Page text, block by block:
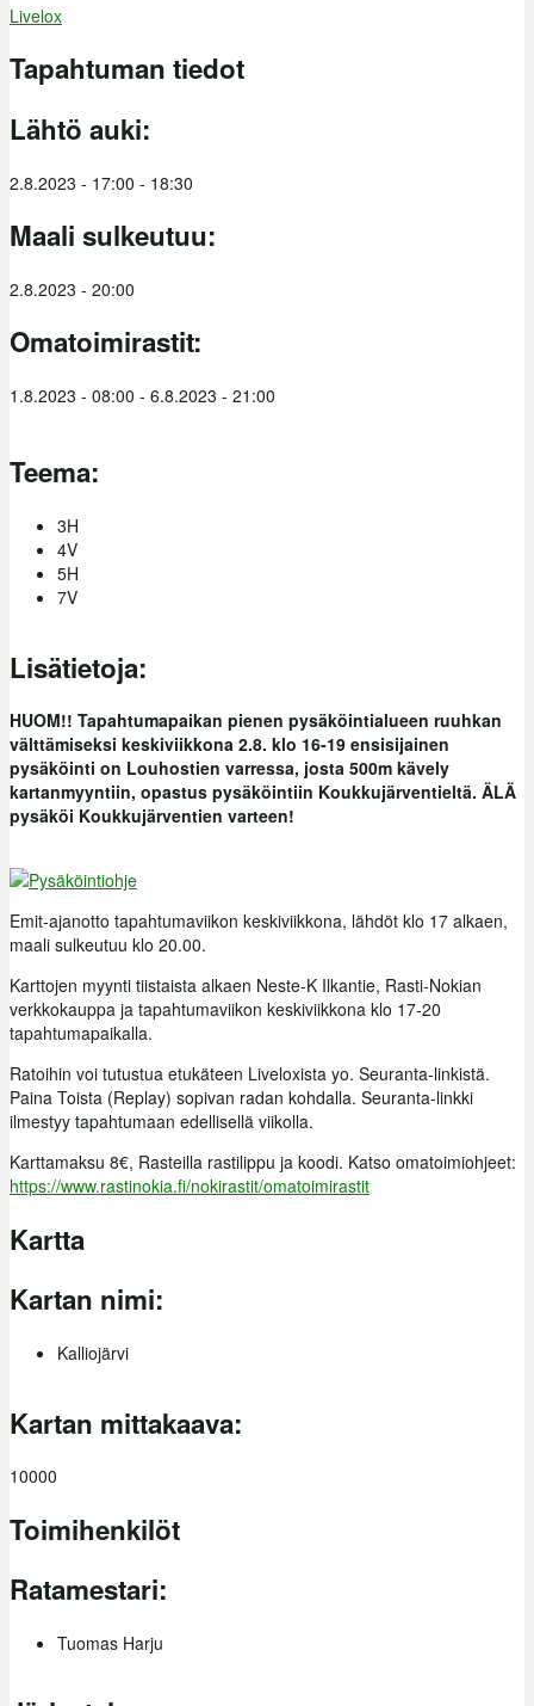
Livelox
Tapahtuman tiedot
Lähtö auki:
2.8.2023 - 17:00 - 18:30
Maali sulkeutuu:
2.8.2023 - 20:00
Omatoimirastit:
1.8.2023 - 08:00 - 6.8.2023 - 21:00
Teema:
3H
4V
5H
7V
Lisätietoja:
HUOM!! Tapahtumapaikan pienen pysäköintialueen ruuhkan
välttämiseksi keskiviikkona 2.8. klo 16-19 ensisijainen
pysäköinti on Louhostien varressa, josta 500m kävely
kartanmyyntiin, opastus pysäköintiin Koukkujärventieltä. ÄLÄ
pysäköi Koukkujärventien varteen!
Emit-ajanotto tapahtumaviikon keskiviikkona, lähdöt klo 17 alkaen,
maali sulkeutuu klo 20.00.
Karttojen myynti tiistaista alkaen Neste-K Ilkantie, Rasti-Nokian
verkkokauppa ja tapahtumaviikon keskiviikkona klo 17-20
tapahtumapaikalla.
Ratoihin voi tutustua etukäteen Liveloxista yo. Seuranta-linkistä.
Paina Toista (Replay) sopivan radan kohdalla. Seuranta-linkki
ilmestyy tapahtumaan edellisellä viikolla.
Karttamaksu 8€, Rasteilla rastilippu ja koodi. Katso omatoimiohjeet:
https://www.rastinokia.fi/nokirastit/omatoimirastit
Kartta
Kartan nimi:
Kalliojärvi
Kartan mittakaava:
10000
Toimihenkilöt
Ratamestari:
Tuomas Harju